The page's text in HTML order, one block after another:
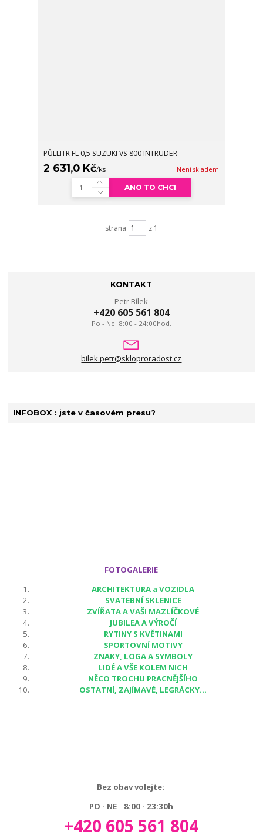
PŮLLITR FL 0,5 SUZUKI VS 800 INTRUDER
2 631,0 Kč/ks Není skladem
ANO TO CHCI
strana z 1
KONTAKT
Petr Bílek
+420 605 561 804
Po - Ne: 8:00 - 24:00hod.
bilek.petr@skloproradost.cz
INFOBOX : jste v časovém presu?
FOTOGALERIE
ARCHITEKTURA a VOZIDLA
SVATEBNÍ SKLENICE
ZVÍŘATA A VAŠI MAZLÍČKOVÉ
JUBILEA A VÝROČÍ
RYTINY S KVĚTINAMI
SPORTOVNÍ MOTIVY
ZNAKY, LOGA A SYMBOLY
LIDÉ A VŠE KOLEM NICH
NĚCO TROCHU PRACNĚJŠÍHO
OSTATNÍ, ZAJÍMAVÉ, LEGRÁCKY...
Bez obav volejte:
PO - NE 8:00 - 23:30h
+420 605 561 804